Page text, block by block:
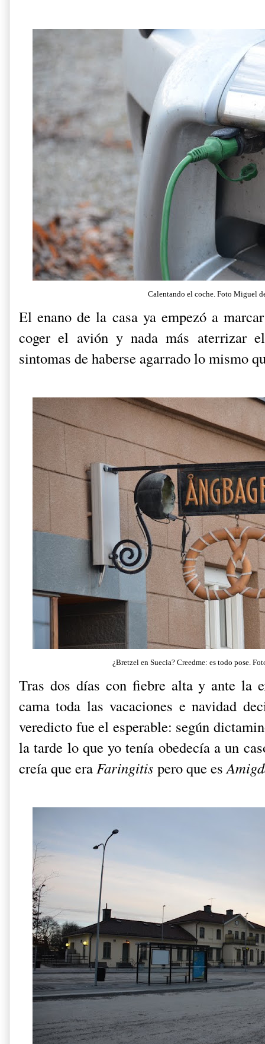
Calentando el coche.Foto Miguel
El enano de la casa ya empezó a
coger el avión y nada más aterrizar
sintomas de haberse agarrado lo mismo
¿Bretzel en Suecia? Creedme: es todo pose.
Tras dos días con fiebre alta y ante la
cama toda las vacaciones e navidad
veredicto fue el esperable: según
la tarde lo que yo tenía obedecía a un
creía que eraFaringitis pero que es